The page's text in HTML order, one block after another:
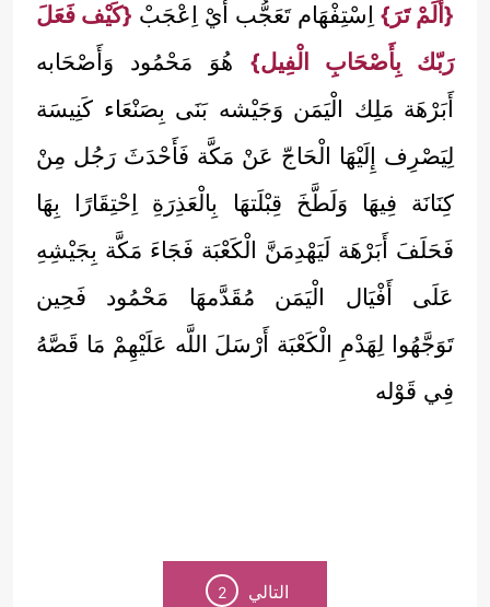
{أَلَمْ تَرَ} اِسْتِفْهَام تَعَجُّب أَيْ اِعْجَبْ {كَيْف فَعَلَ
رَبّك بِأَصْحَابِ الْفِيل} هُوَ مَحْمُود وَأَصْحَابه
أَبَرْهَة مَلِك الْيَمَن وَجَيْشه بَنَى بِصَنْعَاء كَنِيسَة
لِيَصْرِف إِلَيْهَا الْحَاجّ عَنْ مَكَّة فَأَحْدَثَ رَجُل مِنْ
كِنَانَة فِيهَا وَلَطَّخَ قِبْلَتهَا بِالْعَذِرَةِ اِحْتِقَارًا بِهَا
فَحَلَفَ أَبَرْهَة لَيَهْدِمَنَّ الْكَعْبَة فَجَاءَ مَكَّة بِجَيْشِهِ
عَلَى أَفْيَال الْيَمَن مُقَدَّمهَا مَحْمُود فَحِين
تَوَجَّهُوا لِهَدْمِ الْكَعْبَة أَرْسَلَ اللَّه عَلَيْهِمْ مَا قَصَّهُ
فِي قَوْله
التالي 2